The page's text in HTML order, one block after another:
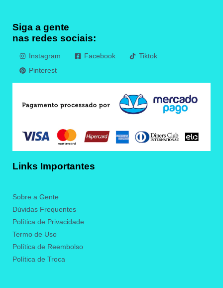
Siga a gente
nas redes sociais:
Instagram Facebook
Tiktok
Pinterest
Links Importantes
Sobre a Gente
Dúvidas Frequentes
Política de Privacidade
Termo de Uso
Política de Reembolso
Política de Troca